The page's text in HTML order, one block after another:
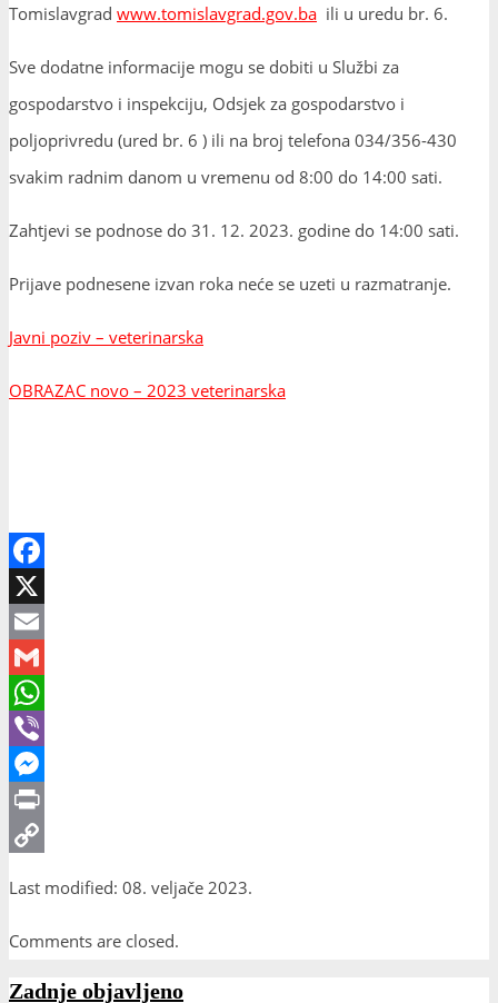
Tomislavgrad www.tomislavgrad.gov.ba ili u uredu br. 6.
Sve dodatne informacije mogu se dobiti u Službi za
gospodarstvo i inspekciju, Odsjek za gospodarstvo i
poljoprivredu (ured br. 6 ) ili na broj telefona 034/356-430
svakim radnim danom u vremenu od 8:00 do 14:00 sati.
Zahtjevi se podnose do 31. 12. 2023. godine do 14:00 sati.
Prijave podnesene izvan roka neće se uzeti u razmatranje.
Javni poziv – veterinarska
OBRAZAC novo – 2023 veterinarska
Facebook
X
Email
Gmail
WhatsApp
Viber
Messenger
Print
Last modified: 08. veljače 2023.
Comments are closed.
Zadnje objavljeno